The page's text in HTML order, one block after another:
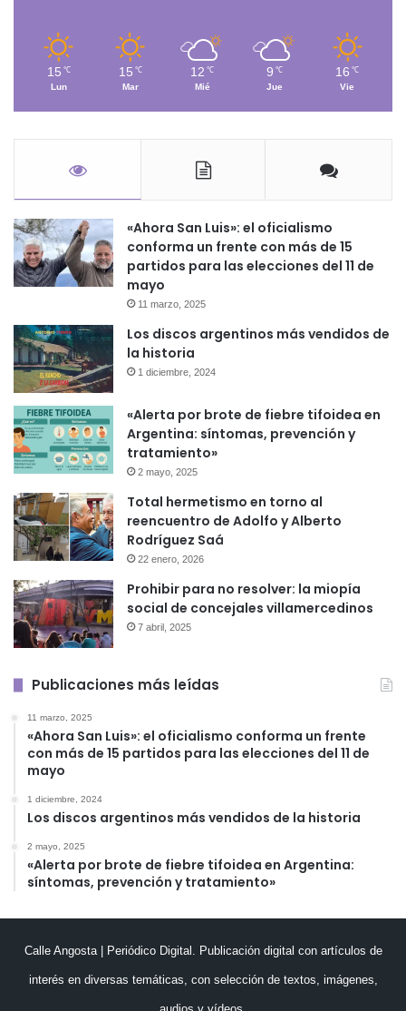
15 ℃
Lun
15 ℃
Mar
12 ℃
Mié
9 ℃
Jue
16 ℃
Vie
«Ahora San Luis»: el oficialismo
conforma un frente con más de 15
partidos para las elecciones del 11 de
mayo
11 marzo, 2025
Los discos argentinos más vendidos de
la historia
1 diciembre, 2024
«Alerta por brote de fiebre tifoidea en
Argentina: síntomas, prevención y
tratamiento»
2 mayo, 2025
Total hermetismo en torno al
reencuentro de Adolfo y Alberto
Rodríguez Saá
22 enero, 2026
Prohibir para no resolver: la miopía
social de concejales villamercedinos
7 abril, 2025
Publicaciones más leídas
11 marzo, 2025
«Ahora San Luis»: el oficialismo conforma un frente
con más de 15 partidos para las elecciones del 11 de
mayo
1 diciembre, 2024
Los discos argentinos más vendidos de la historia
2 mayo, 2025
«Alerta por brote de fiebre tifoidea en Argentina:
síntomas, prevención y tratamiento»
Calle Angosta | Periódico Digital. Publicación digital con artículos de
interés en diversas temáticas, con selección de textos, imágenes,